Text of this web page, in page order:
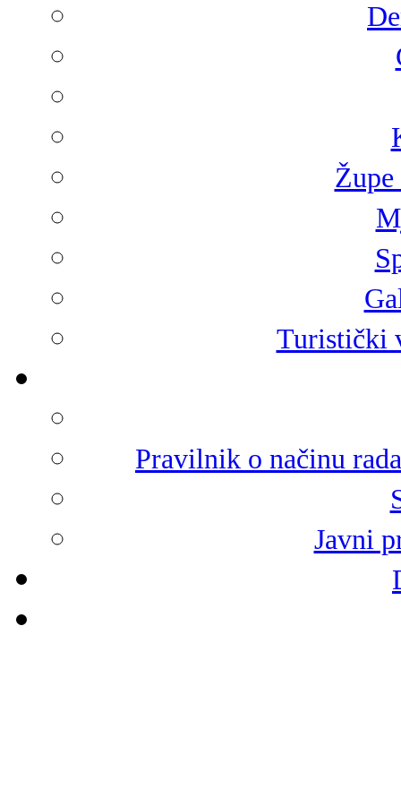
Turistički
Pravilnik o načinu
Javni